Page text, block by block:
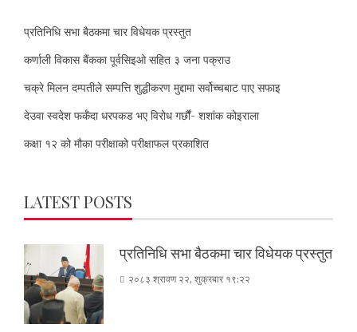
प्रतिनिधि सभा बैठकमा चार विधेयक प्रस्तुत
कर्णाली विकास बैंकका पूर्वसिइओ सहित ३ जना पक्राउ
चक्रे मिलन दम्पतीले सम्पत्ति शुद्धीकरण मुद्दामा सर्वोच्चबाट पाए सफाइ
देउवा स्वदेश फर्कँदा धरपकड भए विरोध गर्छौं- शशांक कोइराला
कक्षा १२ को मौका परीक्षाको परीक्षाफल प्रकाशित
LATEST POSTS
प्रतिनिधि सभा बैठकमा चार विधेयक प्रस्तुत
२०८३ श्रावण २२, शुक्रबार १९:२२